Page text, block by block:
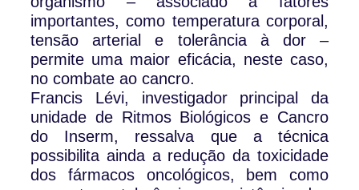
importantes, como temperatura corporal,
tensão arterial e tolerância à dor –
permite uma maior eficácia, neste caso,
no combate ao cancro.
Francis Lévi, investigador principal da
unidade de Ritmos Biológicos e Cancro
do Inserm, ressalva que a técnica
possibilita ainda a redução da toxicidade
dos fármacos oncológicos, bem como